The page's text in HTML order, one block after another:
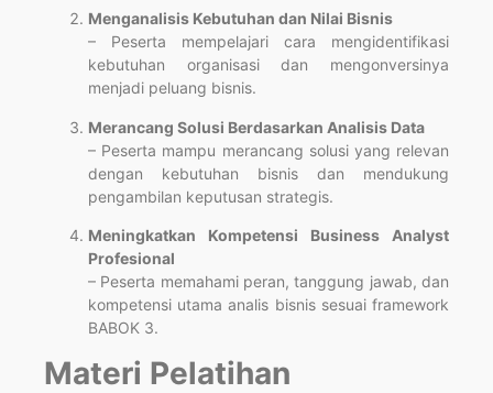
Menganalisis Kebutuhan dan Nilai Bisnis
– Peserta mempelajari cara mengidentifikasi
kebutuhan organisasi dan mengonversinya
menjadi peluang bisnis.
Merancang Solusi Berdasarkan Analisis Data
– Peserta mampu merancang solusi yang relevan
dengan kebutuhan bisnis dan mendukung
pengambilan keputusan strategis.
Meningkatkan Kompetensi Business Analyst
Profesional
– Peserta memahami peran, tanggung jawab, dan
kompetensi utama analis bisnis sesuai framework
BABOK 3.
Materi Pelatihan